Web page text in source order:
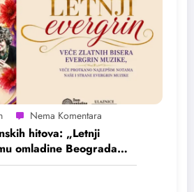
hitova: „Letnji
omladine Beograda